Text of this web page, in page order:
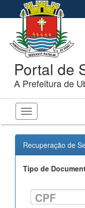
Portal de
A Prefeitura de
Toggle
navigation
Recuperação de
Tipo de
CPF